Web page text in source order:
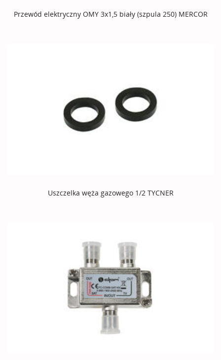
Przewód elektryczny OMY 3x1,5 biały (szpula 250) MERCOR
Uszczelka węża gazowego 1/2 TYCNER